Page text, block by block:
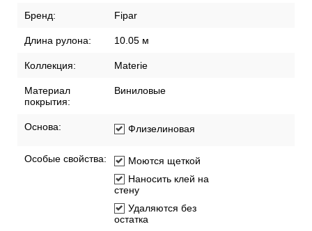
Бренд: Fipar
Длина рулона: 10.05 м
Коллекция: Materie
Материал
покрытия:
Виниловые
Основа: Флизелиновая
Особые свойства:
Моются щеткой
Наносить клей на
стену
Удаляются без
остатка